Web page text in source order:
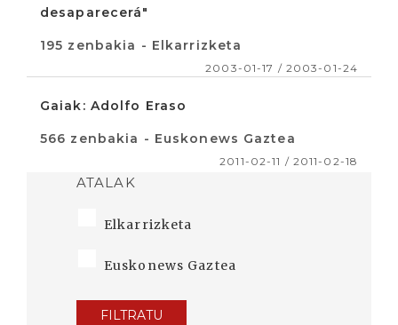
desaparecerá"
195 zenbakia - Elkarrizketa
2003-01-17 / 2003-01-24
Gaiak: Adolfo Eraso
566 zenbakia - Euskonews Gaztea
2011-02-11 / 2011-02-18
ATALAK
Elkarrizketa
Euskonews Gaztea
FILTRATU